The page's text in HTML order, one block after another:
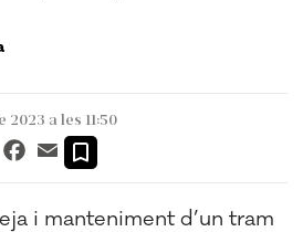
2023 a les 11:50
LinkedInFacebook
Email
i manteniment d’un tram